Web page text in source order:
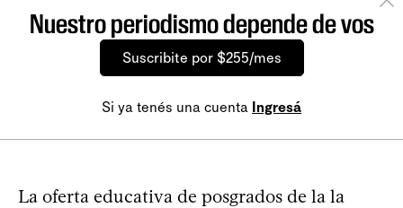
Nuestro periodismo depende de vos
Suscribite por $255/mes
Si ya tenés una cuenta Ingresá
La oferta educativa de posgrados de la la